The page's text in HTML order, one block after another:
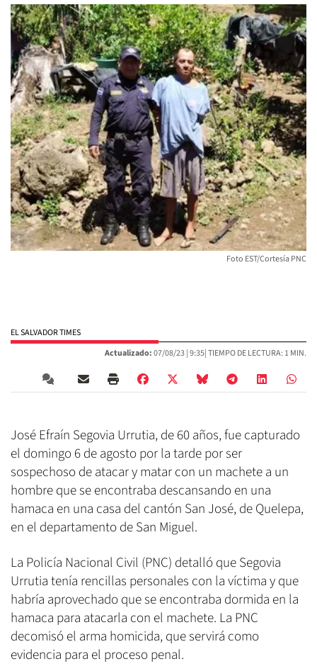
Foto EST/Cortesía PNC
EL SALVADOR TIMES
Actualizado:07/08/23 |9:35| TIEMPO DE LECTURA: 1 MIN.
José Efraín Segovia Urrutia, de 60 años, fue capturado
el domingo 6 de agosto por la tarde por ser
sospechoso de atacar y matar con un machete a un
hombre que se encontraba descansando en una
hamaca en una casa del cantón San José, de Quelepa,
en el departamento de San Miguel.
La Policía Nacional Civil (PNC) detalló que Segovia
Urrutia tenía rencillas personales con la víctima y que
habría aprovechado que se encontraba dormida en la
hamaca para atacarla con el machete. La PNC
decomisó el arma homicida, que servirá como
evidencia para el proceso penal.